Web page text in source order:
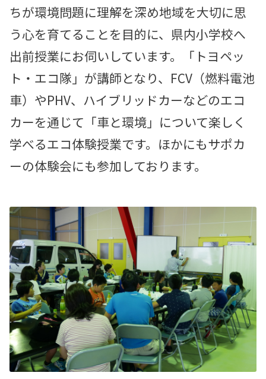
ちが環境問題に理解を深め地域を大切に思
う心を育てることを目的に、県内小学校へ
出前授業にお伺いしています。「トヨペッ
ト・エコ隊」が講師となり、FCV（燃料電池
車）やPHV、ハイブリッドカーなどのエコ
カーを通じて「車と環境」について楽しく
学べるエコ体験授業です。ほかにもサポカ
ーの体験会にも参加しております。